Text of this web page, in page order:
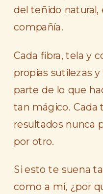
del teñido natural,
compañía.
Cada fibra, tela y
propias sutilezas
parte de lo que
tan mágico. Cada
resultados nunca
por otro.
Si esto te suena
como a mí, ¿por